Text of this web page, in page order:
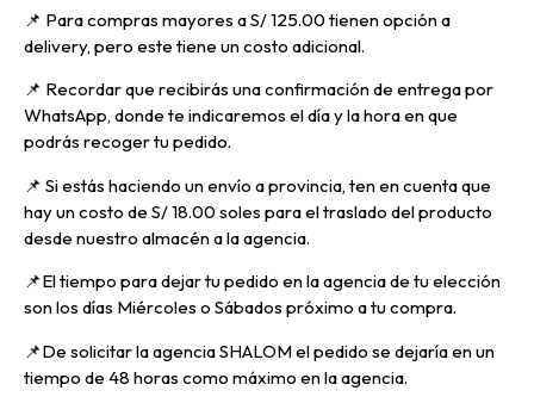
📌 Para compras mayores a S/ 125.00 tienen opción a
delivery, pero este tiene un costo adicional.
📌 Recordar que recibirás una confirmación de entrega por
WhatsApp, donde te indicaremos el día y la hora en que
podrás recoger tu pedido.
📌 Si estás haciendo un envío a provincia, ten en cuenta que
hay un costo de S/ 18.00 soles para el traslado del producto
desde nuestro almacén a la agencia.
📌El tiempo para dejar tu pedido en la agencia de tu elección
son los días Miércoles o Sábados próximo a tu compra.
📌De solicitar la agencia SHALOM el pedido se dejaría en un
tiempo de 48 horas como máximo en la agencia.